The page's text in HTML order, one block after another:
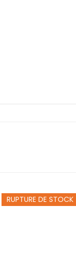
RUPTURE DE STOCK